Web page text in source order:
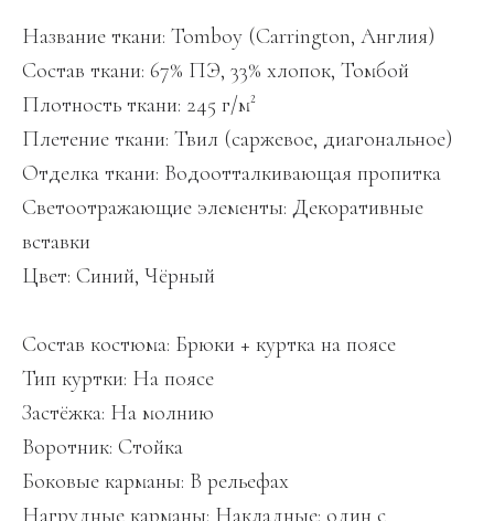
Название ткани: Tomboy (Carrington, Англия)
Состав ткани: 67% ПЭ, 33% хлопок, Томбой
Плотность ткани: 245 г/м²
Плетение ткани: Твил (саржевое, диагональное)
Отделка ткани: Водоотталкивающая пропитка
Светоотражающие элементы: Декоративные
вставки
Цвет: Синий, Чёрный
Состав костюма: Брюки + куртка на поясе
Тип куртки: На поясе
Застёжка: На молнию
Воротник: Стойка
Боковые карманы: В рельефах
Нагрудные карманы: Накладные: один с